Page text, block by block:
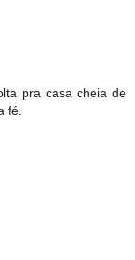
pra casa cheia de
fé.